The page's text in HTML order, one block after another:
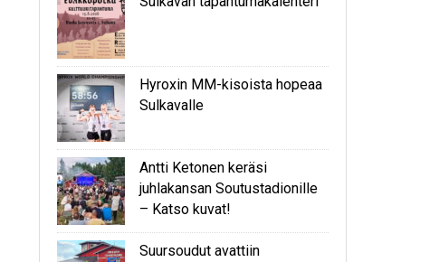
Hyroxin MM-kisoista hopeaa
Sulkavalle
Antti Ketonen keräsi
juhlakansan Soutustadionille
– Katso kuvat!
Suursoudut avattiin